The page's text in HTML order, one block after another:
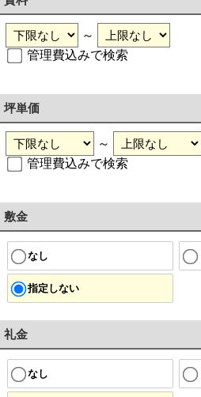
～
管理費込みで検索
坪単価
～
管理費込みで検索
敷金
なし
指定しない
礼金
なし